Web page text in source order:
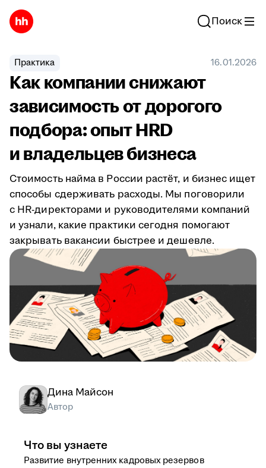
Поиск
Практика 16.01.2026
Как компании снижают
зависимость от дорогого
подбора: опыт HRD
и владельцев бизнеса
Стоимость найма в России растёт, и бизнес ищет
способы сдерживать расходы. Мы поговорили
с HR-директорами и руководителями компаний
и узнали, какие практики сегодня помогают
закрывать вакансии быстрее и дешевле.
Дина Майсон
Автор
Что вы узнаете
Развитие внутренних кадровых резервов